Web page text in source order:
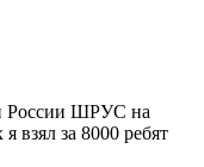
России ШРУС на
взял за 8000 ребят